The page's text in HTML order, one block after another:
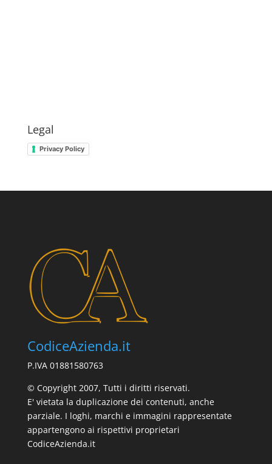
Legal
Privacy Policy
CodiceAzienda.it
P.IVA 01881580763
© Copyright 2007, Tutti i diritti riservati.
E' vietata la duplicazione dei contenuti, anche
parziale. I loghi, marchi e immagini rappresentate
appartengono ai rispettivi proprietari
CodiceAzienda.it